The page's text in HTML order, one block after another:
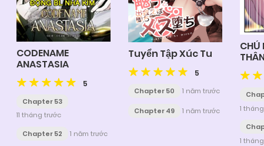
CODENAME
ANASTASIA
5
Chapter 53
11 tháng trước
Chapter 52
1 năm trước
Tuyển Tập Xúc Tu
5
Chapter 50 1 năm trước
Chapter 49 1 năm trước
CHỦ
1
1